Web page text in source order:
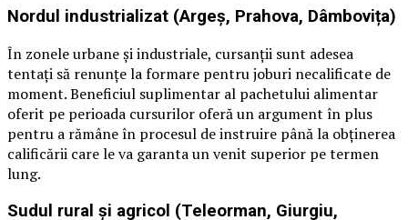
Nordul industrializat (Argeș, Prahova, Dâmbovița)
În zonele urbane și industriale, cursanții sunt adesea
tentați să renunțe la formare pentru joburi necalificate de
moment. Beneficiul suplimentar al pachetului alimentar
oferit pe perioada cursurilor oferă un argument în plus
pentru a rămâne în procesul de instruire până la obținerea
calificării care le va garanta un venit superior pe termen
lung.
Sudul rural și agricol (Teleorman, Giurgiu,